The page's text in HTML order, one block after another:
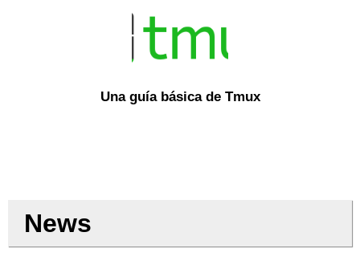
Una guía básica de Tmux
News